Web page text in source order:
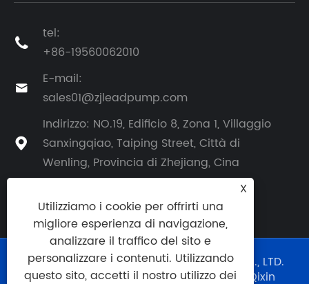

tel:
+86-19560062010

E-mail:
sales01@zjleadpump.com

Indirizzo: NO.19, Edificio 8, Zona 1, Villaggio
Sanxingqiao, Taiping Street, Città di
Wenling, Provincia di Zhejiang, Cina
Copyright © 2024 TAIZHOU LEAD PUMP CO., LTD.
Tutti i diritti riservati. Supporto tecnico:
Qixin
X
Utilizziamo i cookie per offrirti una
migliore esperienza di navigazione,
analizzare il traffico del sito e
personalizzare i contenuti. Utilizzando
questo sito, accetti il ​​nostro utilizzo dei